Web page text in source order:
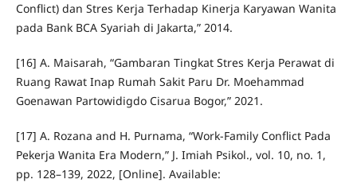
Conflict) dan Stres Kerja Terhadap Kinerja Karyawan Wanita
pada Bank BCA Syariah di Jakarta,” 2014.
[16] A. Maisarah, “Gambaran Tingkat Stres Kerja Perawat di
Ruang Rawat Inap Rumah Sakit Paru Dr. Moehammad
Goenawan Partowidigdo Cisarua Bogor,” 2021.
[17] A. Rozana and H. Purnama, “Work-Family Conflict Pada
Pekerja Wanita Era Modern,” J. Imiah Psikol., vol. 10, no. 1,
pp. 128–139, 2022, [Online]. Available: